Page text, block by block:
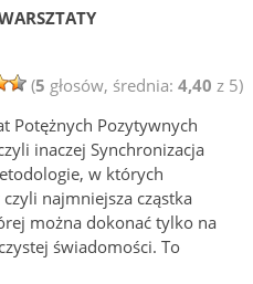
(5 głosów, średnia: 4,40 z 5)
Potężnych Pozytywnych
inaczej Synchronizacja
w których
najmniejsza cząstka
można dokonać tylko na
świadomości. To